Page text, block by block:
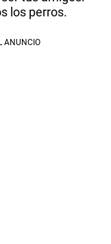
los perros.